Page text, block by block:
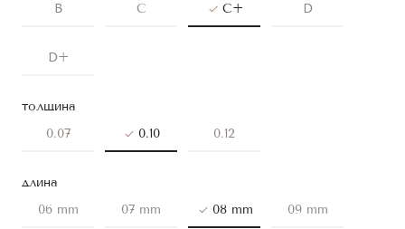
B
C C+ D
D+
толщина
0.07
0.10 0.12
длина
06 mm
07 mm 08 mm 09 mm